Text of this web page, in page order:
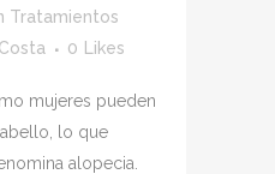
Tratamientos
0 Likes
mujeres pueden
lo que
alopecia.